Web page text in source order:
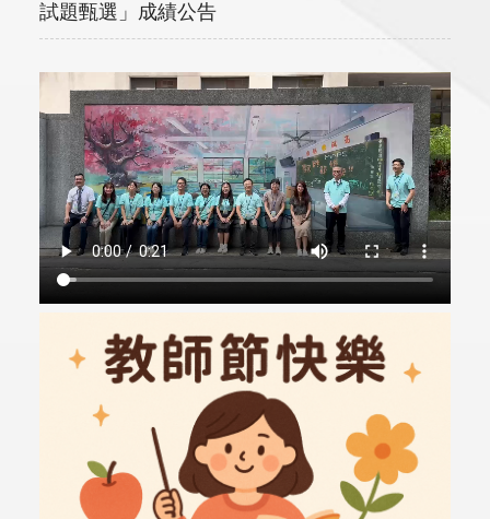
試題甄選」成績公告